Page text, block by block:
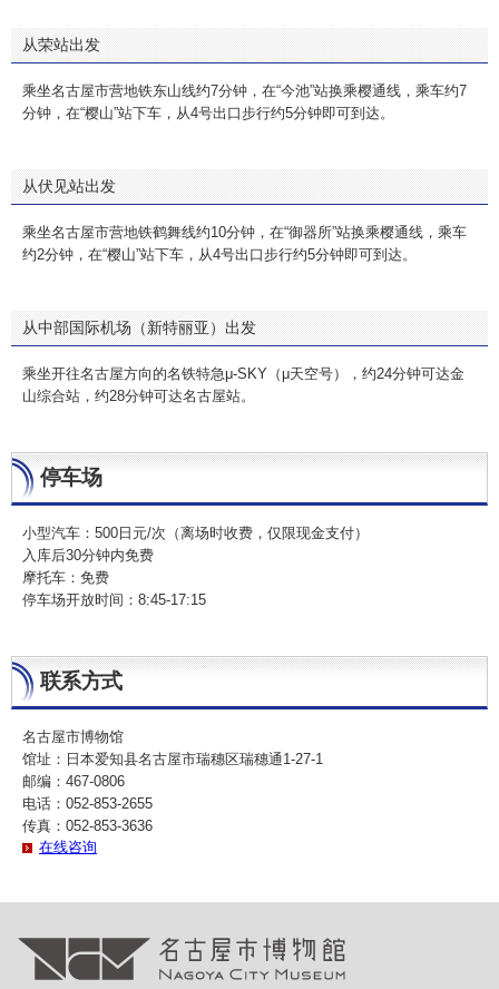
从荣站出发
乘坐名古屋市营地铁东山线约7分钟，在“今池”站换乘樱通线，乘车约7
分钟，在“樱山”站下车，从4号出口步行约5分钟即可到达。
从伏见站出发
乘坐名古屋市营地铁鹤舞线约10分钟，在“御器所”站换乘樱通线，乘车
约2分钟，在“樱山”站下车，从4号出口步行约5分钟即可到达。
从中部国际机场（新特丽亚）出发
乘坐开往名古屋方向的名铁特急μ-SKY（μ天空号），约24分钟可达金
山综合站，约28分钟可达名古屋站。
停车场
小型汽车：500日元/次（离场时收费，仅限现金支付）
入库后30分钟内免费
摩托车：免费
停车场开放时间：8:45-17:15
联系方式
名古屋市博物馆
馆址：日本爱知县名古屋市瑞穗区瑞穗通1-27-1
邮编：467-0806
电话：052-853-2655
传真：052-853-3636
在线咨询